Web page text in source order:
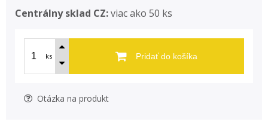
Centrálny sklad CZ:viac ako 50 ks
ks Pridať do košíka
Otázka na produkt